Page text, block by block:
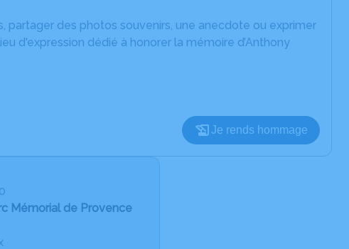
partager des photos souvenirs, une anecdote ou exprimer
d'expression dédié à honorer la mémoire d’Anthony
Je rends hommage
Mémorial de Provence